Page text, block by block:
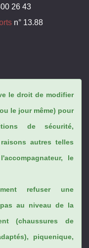
26 43
n° 13.88
le droit de modifier
le jour même) pour
de sécurité,
autres telles
le
refuser une
au niveau de la
(chaussures de
piquenique,